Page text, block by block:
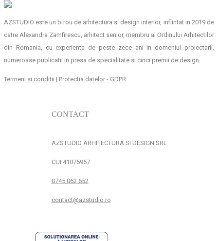
AZSTUDIO este un birou de arhitectura si design interior, infiintat in 2019 de
catre Alexandra Zamfirescu, arhitect senior, membru al Ordinului Arhitectilor
din Romania, cu experienta de peste zece ani in domeniul proiectarii,
numeroase publicatii in presa de specialitate si cinci premii de design.
Termeni si conditii | Protectia datelor - GDPR
CONTACT
AZSTUDIO ARHITECTURA SI DESIGN SRL
CUI 41075957
0745 062 652
contact@azstudio.ro